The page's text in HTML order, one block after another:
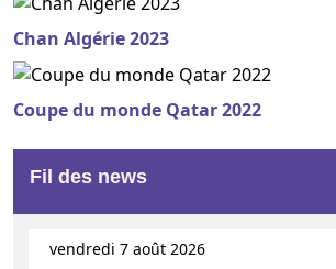
Chan Algérie 2023
Coupe du monde Qatar 2022
Fil des news
vendredi 7 août 2026